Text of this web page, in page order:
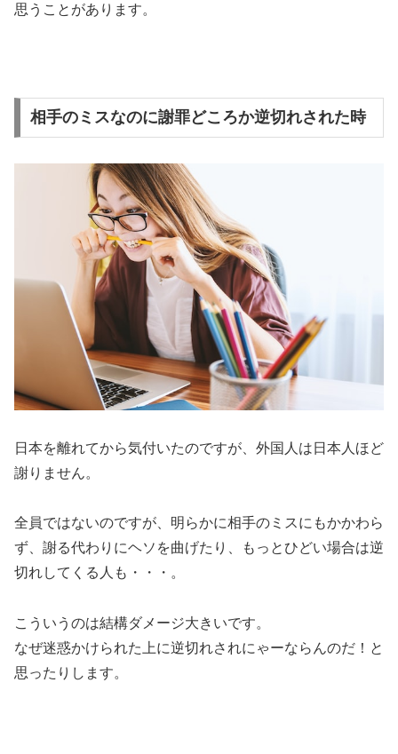
思うことがあります。
相手のミスなのに謝罪どころか逆切れされた時
日本を離れてから気付いたのですが、外国人は日本人ほど
謝りません。
全員ではないのですが、 明らかに相手のミスにもかかわら
ず、謝る代わりにヘソを曲げたり、もっとひどい場合は逆
切れしてくる人も ・・・。
こういうのは結構ダメージ大きいです。
なぜ迷惑かけられた上に逆切れされにゃーならんのだ！と
思ったりします。